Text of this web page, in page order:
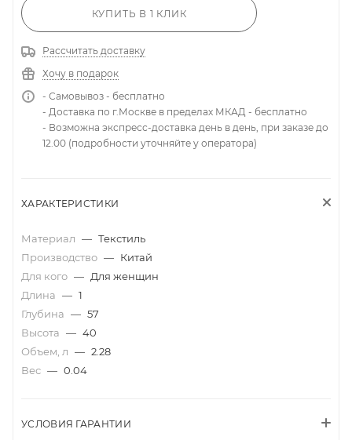
КУПИТЬ В 1 КЛИК
Рассчитать доставку
Хочу в подарок
- Самовывоз - бесплатно
- Доставка по г.Москве в пределах МКАД - бесплатно
- Возможна экспресс-доставка день в день, при заказе до
12.00 (подробности уточняйте у оператора)
ХАРАКТЕРИСТИКИ
Материал — Текстиль
Производство — Китай
Для кого — Для женщин
Длина — 1
Глубина — 57
Высота — 40
Объем, л — 2.28
Вес — 0.04
УСЛОВИЯ ГАРАНТИИ